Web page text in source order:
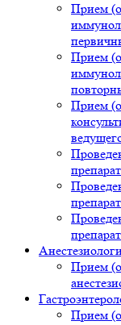
Прием
Прием
Прием
Прием
Прием